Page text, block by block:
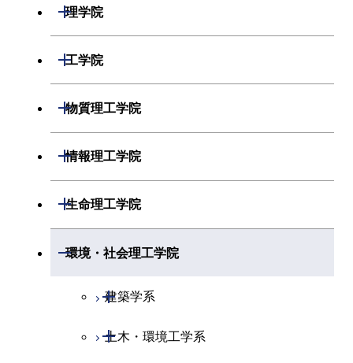
理学院
開閉
物理学コース
化学系
開閉
専門科目
工学院
開閉
機械系
開閉
エネルギーコース
ース
原子核工学コース
システム制御コース
電気電子系
開閉
エネルギーコース
ライフエンジニアリングコ
情報通信コース
エンジニアリングデザイン
経営工学系
開閉
経営工学コース
エンジニアリングデザイン
専門科目
物質理工学院
開閉
材料系
開閉
エネルギーコース
ース
原子核工学コース
応用化学コース
ース
専門科目
情報理工学院
開閉
数理・計算科学系
開閉
ース
生命理工学院
開閉
生命理工学系
開閉
生命理工学コース
ライフエンジニアリングコ
専門科目
環境・社会理工学院
開閉
建築学系
開閉
建築学コース
土木・環境工学系
開閉